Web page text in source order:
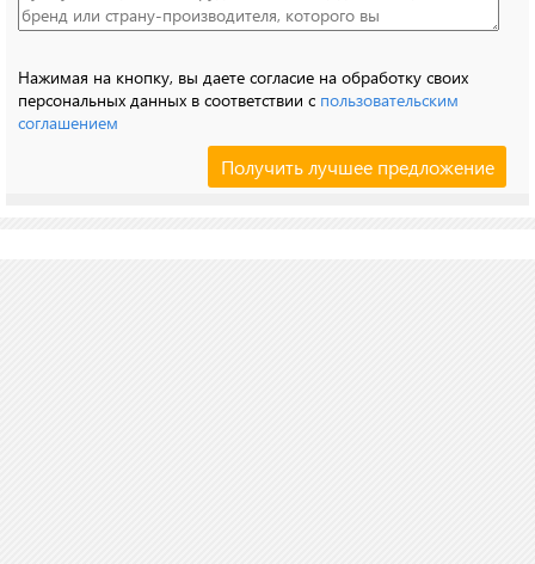
Нажимая на кнопку, вы даете согласие на обработку своих
персональных данных в соответствии с пользовательским
соглашением